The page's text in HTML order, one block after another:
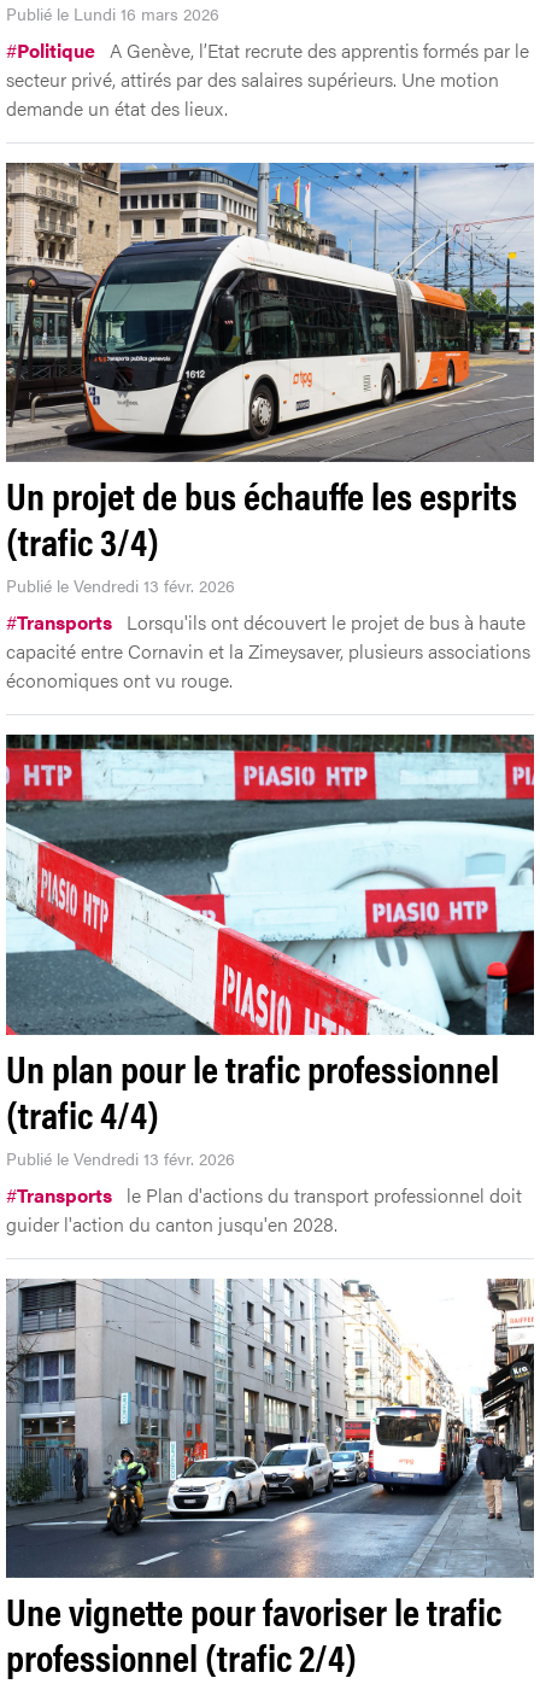
Publié le Lundi 16 mars 2026
#Politique A Genève, l’Etat recrute des apprentis formés par le
secteur privé, attirés par des salaires supérieurs. Une motion
demande un état des lieux.
Un projet de bus échauffe les esprits
(trafic 3/4)
Publié le Vendredi 13 févr. 2026
#Transports Lorsqu'ils ont découvert le projet de bus à haute
capacité entre Cornavin et la Zimeysaver, plusieurs associations
économiques ont vu rouge.
Un plan pour le trafic professionnel
(trafic 4/4)
Publié le Vendredi 13 févr. 2026
#Transports le Plan d'actions du transport professionnel doit
guider l'action du canton jusqu'en 2028.
Une vignette pour favoriser le trafic
professionnel (trafic 2/4)